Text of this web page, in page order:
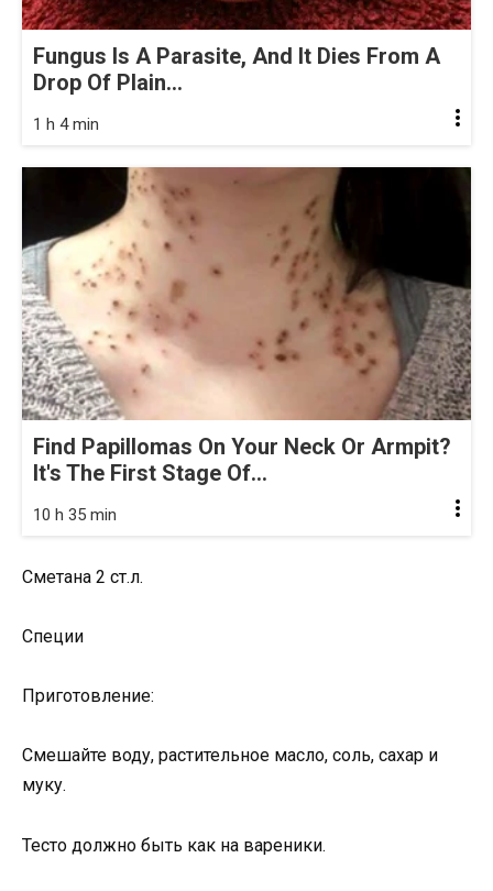
Fungus Is A Parasite, And It Dies From A
Drop Of Plain...
1 h 4 min
Find Papillomas On Your Neck Or Armpit?
It's The First Stage Of...
10 h 35 min
Сметана 2 ст.л.
Специи
Приготовление:
Смешайте воду, растительное масло, соль, сахар и
муку.
Тесто должно быть как на вареники.